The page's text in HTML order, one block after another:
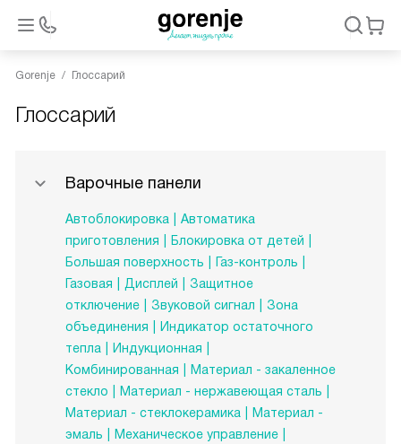
Gorenje Глоссарий
Глоссарий
Варочные панели
Автоблокировка
Автоматика
приготовления
Блокировка от детей
Большая поверхность
Газ-контроль
Газовая
Дисплей
Защитное
отключение
Звуковой сигнал
Зона
объединения
Индикатор остаточного
тепла
Индукционная
Комбинированная
Материал - закаленное
стекло
Материал - нержавеющая сталь
Материал - стеклокерамика
Материал -
эмаль
Механическое управление